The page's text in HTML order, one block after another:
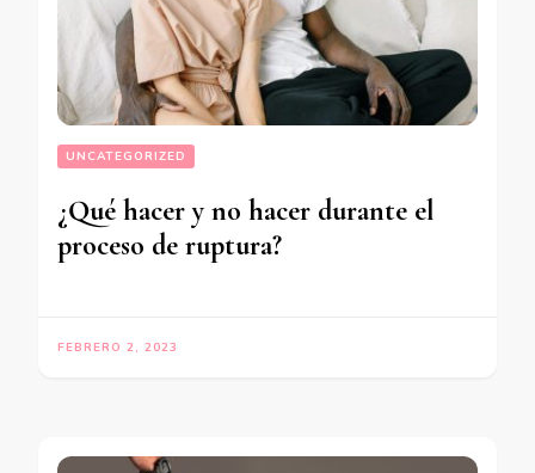
UNCATEGORIZED
¿Qué hacer y no hacer durante el
proceso de ruptura?
FEBRERO 2, 2023